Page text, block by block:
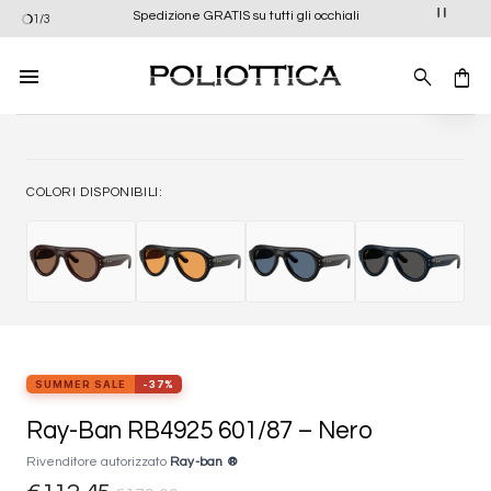
Salta
ai
contenuti
1/3 Spedizione GRATIS su tutti gli occhiali
COLORI DISPONIBILI:
SUMMER SALE -37%
Ray-Ban RB4925 601/87 – Nero
Rivenditore autorizzato Ray-ban ®